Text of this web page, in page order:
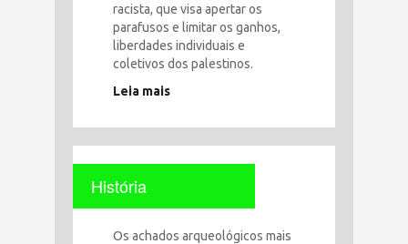
racista, que visa apertar os
parafusos e limitar os ganhos,
liberdades individuais e
coletivos dos palestinos.
Leia mais
História
Os achados arqueológicos mais